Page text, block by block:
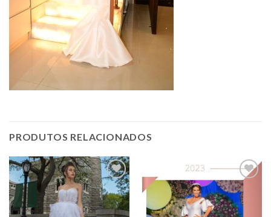
PRODUTOS RELACIONADOS
Add to
wishlist
Add to
wishlist